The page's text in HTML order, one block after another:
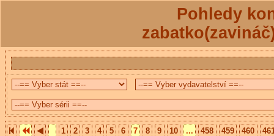
Pohledy
1 2 3 4 5 6 7 8 9 10 ... 458 459 460